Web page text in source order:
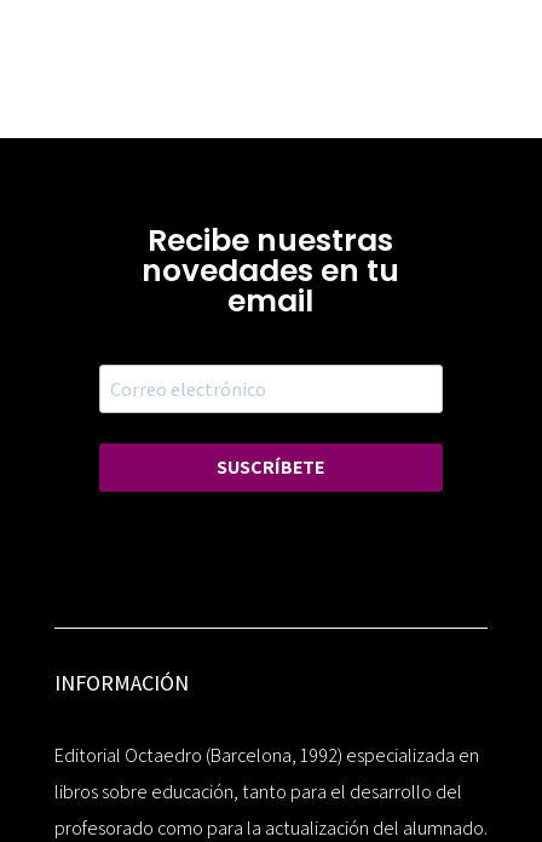
Recibe nuestras
novedades en tu
email
SUSCRÍBETE
INFORMACIÓN
Editorial Octaedro (Barcelona, 1992) especializada en
libros sobre educación, tanto para el desarrollo del
profesorado como para la actualización del alumnado.